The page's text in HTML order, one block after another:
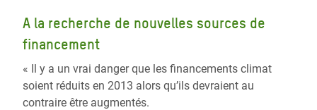
A la recherche de nouvelles sources de
financement
« Il y a un vrai danger que les financements climat
soient réduits en 2013 alors qu’ils devraient au
contraire être augmentés.